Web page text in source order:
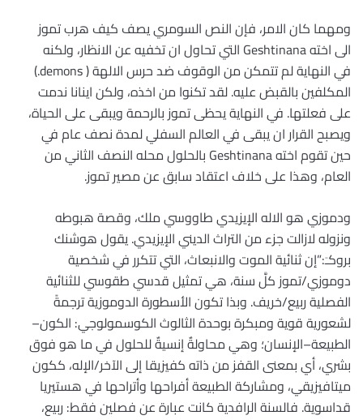
ومهما كان الامر، فإن النص السومري يصف كيف هرب تموز
الى اخته Geshtinana التي تحاول ان تخفيه عن الانظار، ولكنه
في النهاية لم تتمكن من الوقوف ضد حرس الالهة ( demons.)
المكلفين بالقبض عليه. لقد تكنوا من اخذه، ولكن اينانا ندمت
على فعلتها. في النهاية يحظى تموز بالرحمة ويبقى على الحياة،
ويصبح القرار ان يبقى في العالم السفلي لمدة نصف عام في
حين تقوم اخته Geshtinana بالحلول محله النصف الثاني من
العام، وهذا على خلاف اعتقاد سابق عن مصير تموز.
ودموزي هو الاله الإيزيدي طاووسي ملك، وقصة هبوطه
ونزوله لازالت جزء من التراث الديني الإيزيدي. يقول هوشنك
بروكـَ:”إن ثنائية الموت والانبعاث، التي تتكرر في شخصية
دوموزي/تموز كلَّ سنة، هي تمثيل قدسي طقوسي للثنائية
الفصلية ربيع/خريف. وبذا تكون الأسطورة الدوموزية ترجمةً
لشعورية قوية ومبكرة بوحدة الثالوث الكوسمولوجي: الكون–
الطبيعة–الإنسان؛ وهي محاولةٌ إنسيةٌ للحلول في ما هو فوق
بشري، أي بمعنى القفز من ذاته كفيزيقا إلى الآخر/الإله، ككون
ميتافيزيقي، ومشاركة الطبيعة أفراحها وأتراحها في هستيريا
قداسوية. فالسنة الرافدية كانت عبارة عن فصلين فقط: ربيع،